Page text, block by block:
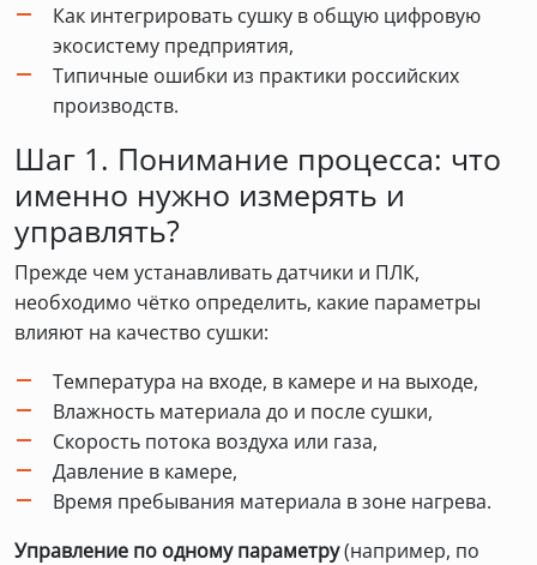
Как интегрировать сушку в общую цифровую
экосистему предприятия,
Типичные ошибки из практики российских
производств.
Шаг 1. Понимание процесса: что
именно нужно измерять и
управлять?
Прежде чем устанавливать датчики и ПЛК,
необходимо чётко определить, какие параметры
влияют на качество сушки:
Температура на входе, в камере и на выходе,
Влажность материала до и после сушки,
Скорость потока воздуха или газа,
Давление в камере,
Время пребывания материала в зоне нагрева.
Управление по одному параметру(например, по